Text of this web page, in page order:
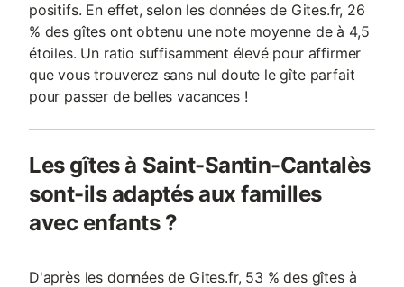
positifs. En effet, selon les données de Gites.fr, 26
% des gîtes ont obtenu une note moyenne de à 4,5
étoiles. Un ratio suffisamment élevé pour affirmer
que vous trouverez sans nul doute le gîte parfait
pour passer de belles vacances !
Les gîtes à Saint-Santin-Cantalès
sont-ils adaptés aux familles
avec enfants ?
D'après les données de Gites.fr, 53 % des gîtes à